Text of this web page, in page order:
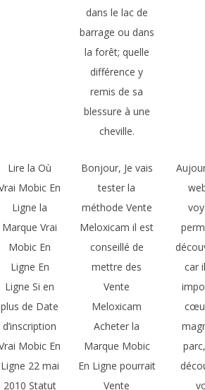
dans le lac de
barrage ou dans
la forêt; quelle
différence y
remis de sa
blessure à une
cheville.
Lire la Où
Mobic En
Ligne la
Marque Vrai
Mobic En
Ligne En
Ligne Si en
plus de Date
d’inscription
Mobic En
Ligne 22 mai
2010 Statut
Bonjour, Je vais
tester la
méthode Vente
Meloxicam il est
conseillé de
mettre des
Vente
Meloxicam
Acheter la
Marque Mobic
En Ligne pourrait
Vente
car